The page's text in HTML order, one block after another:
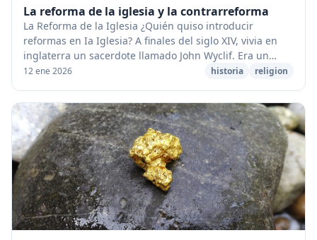
La reforma de la iglesia y la contrarreforma
La Reforma de la Iglesia ¿Quién quiso introducir
reformas en Ia Iglesia? A finales del siglo XIV, vivia en
inglaterra un sacerdote llamado John Wyclif. Era un
sabio y no estaba de acuerdo con los malo...
12 ene 2026 historia religion